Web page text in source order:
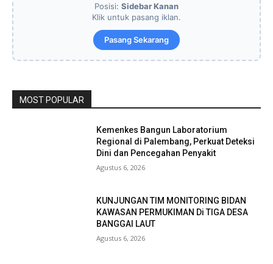
Posisi: Sidebar Kanan
Klik untuk pasang iklan.
Pasang Sekarang
MOST POPULAR
Kemenkes Bangun Laboratorium
Regional di Palembang, Perkuat Deteksi
Dini dan Pencegahan Penyakit
Agustus 6, 2026
KUNJUNGAN TIM MONITORING BIDAN
KAWASAN PERMUKIMAN Di TIGA DESA
BANGGAI LAUT
Agustus 6, 2026